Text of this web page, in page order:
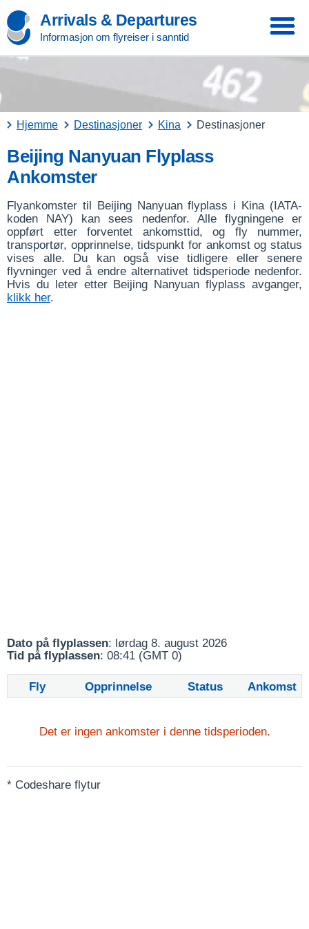
Arrivals & Departures
Informasjon om flyreiser i sanntid
Hjemme Destinasjoner Kina Destinasjoner
Beijing Nanyuan Flyplass
Ankomster
Flyankomster til Beijing Nanyuan flyplass i Kina (IATA-
koden NAY) kan sees nedenfor. Alle flygningene er
oppført etter forventet ankomsttid, og fly nummer,
transportør, opprinnelse, tidspunkt for ankomst og status
vises alle. Du kan også vise tidligere eller senere
flyvninger ved å endre alternativet tidsperiode nedenfor.
Hvis du leter etter Beijing Nanyuan flyplass avganger,
klikk her.
Dato på flyplassen: lørdag 8. august 2026
Tid på flyplassen: 08:41 (GMT 0)
Fly Opprinnelse Status Ankomst
Det er ingen ankomster i denne tidsperioden.
* Codeshare flytur